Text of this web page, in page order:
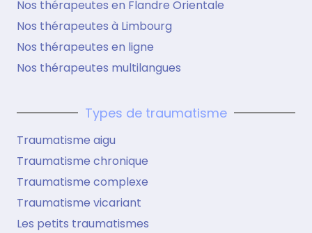
Nos thérapeutes en Flandre Orientale
Nos thérapeutes à Limbourg
Nos thérapeutes en ligne
Nos thérapeutes multilangues
Types de traumatisme
Traumatisme aigu
Traumatisme chronique
Traumatisme complexe
Traumatisme vicariant
Les petits traumatismes